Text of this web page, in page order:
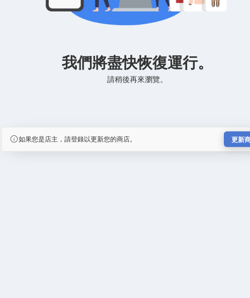
我們將盡快恢復運行。
請稍後再來瀏覽。
如果您是店主，請登錄以更新您的商店。 更新